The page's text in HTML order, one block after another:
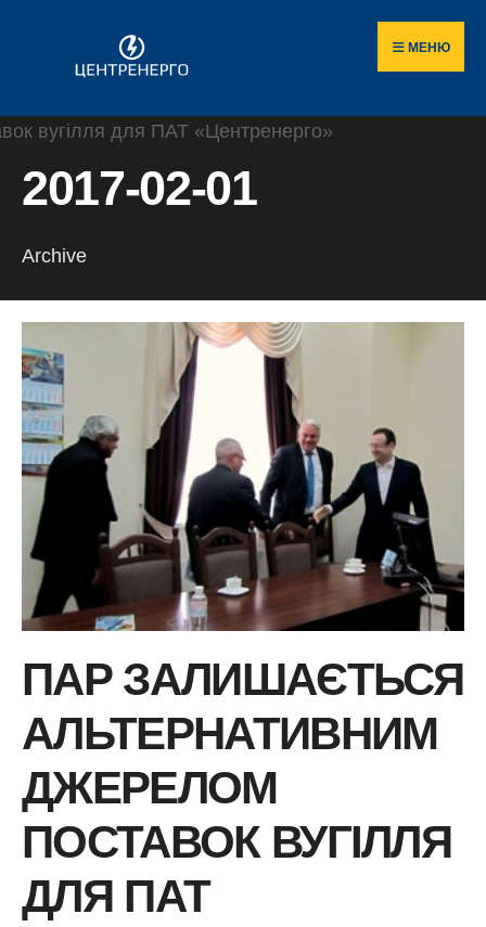
МЕНЮ
2017-02-01
Archive
ПАР ЗАЛИШАЄТЬСЯ
АЛЬТЕРНАТИВНИМ
ДЖЕРЕЛОМ
ПОСТАВОК ВУГІЛЛЯ
ДЛЯ ПАТ
сайту